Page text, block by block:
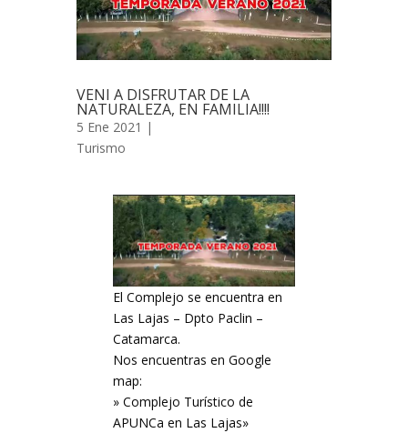
VENI A DISFRUTAR DE LA
NATURALEZA, EN FAMILIA!!!!
5 Ene 2021 |
Turismo
El Complejo se encuentra en
Las Lajas – Dpto Paclin –
Catamarca.
Nos encuentras en Google
map:
» Complejo Turístico de
APUNCa en Las Lajas»